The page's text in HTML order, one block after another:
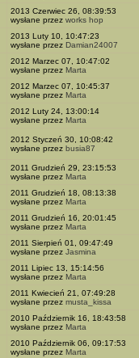
2013 Czerwiec 26, 08:39:53
wysłane przez works hop
2013 Luty 10, 10:47:23
wysłane przez Damian24007
2012 Marzec 07, 10:47:02
wysłane przez Marta
2012 Marzec 07, 10:45:37
wysłane przez Marta
2012 Luty 24, 13:00:14
wysłane przez Marta
2012 Styczeń 30, 10:08:42
wysłane przez busia87
2011 Grudzień 29, 23:15:53
wysłane przez Marta
2011 Grudzień 18, 08:13:38
wysłane przez Marta
2011 Grudzień 16, 20:01:45
wysłane przez Marta
2011 Sierpień 01, 09:47:49
wysłane przez Jasmina
2011 Lipiec 13, 15:14:56
wysłane przez Marta
2011 Kwiecień 21, 07:49:28
wysłane przez musta_kissa
2010 Październik 16, 18:43:58
wysłane przez Marta
2010 Październik 06, 09:17:53
wysłane przez Marta